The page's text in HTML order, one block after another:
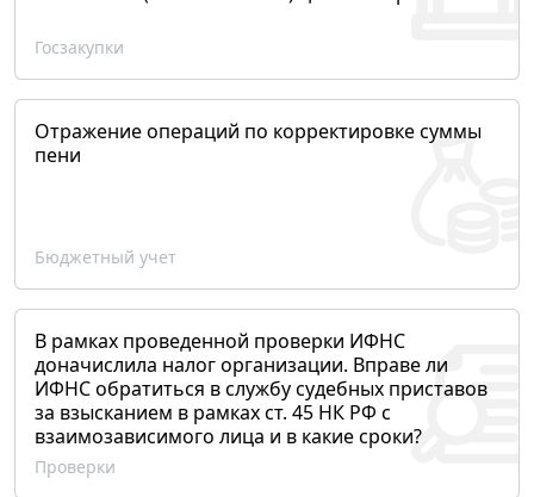
Госзакупки
Отражение операций по корректировке суммы
пени
Бюджетный учет
В рамках проведенной проверки ИФНС
доначислила налог организации. Вправе ли
ИФНС обратиться в службу судебных приставов
за взысканием в рамках ст. 45 НК РФ с
взаимозависимого лица и в какие сроки?
Проверки